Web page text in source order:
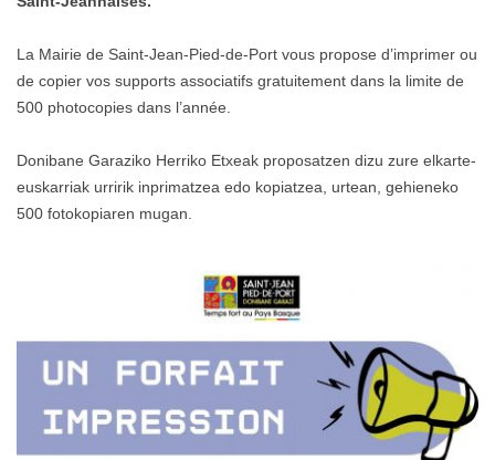
La Mairie de Saint-Jean-Pied-de-Port vous propose d’imprimer ou
de copier vos supports associatifs gratuitement dans la limite de
500 photocopies dans l’année.
Donibane Garaziko Herriko Etxeak proposatzen dizu zure elkarte-
euskarriak urririk inprimatzea edo kopiatzea, urtean, gehieneko
500 fotokopiaren mugan.